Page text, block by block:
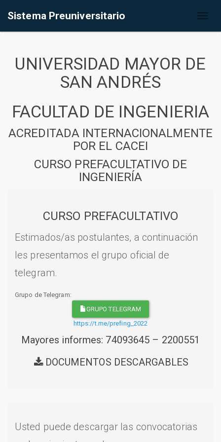
Sistema Preuniversitario
UNIVERSIDAD MAYOR DE
SAN ANDRÉS
FACULTAD DE INGENIERIA
ACREDITADA INTERNACIONALMENTE
POR EL CACEI
CURSO PREFACULTATIVO DE
INGENIERÍA
CURSO PREFACULTATIVO
Estimados/as postulantes, a continuación
les presentamos el grupo oficial de
telegram.
Grupo de Telegram:
GRUPO TELEGRAM
https://t.me/prefing_2022
Mayores informes: 74093645 – 2200551
DOCUMENTOS DESCARGABLES
Usted puede descargar las convocatorias